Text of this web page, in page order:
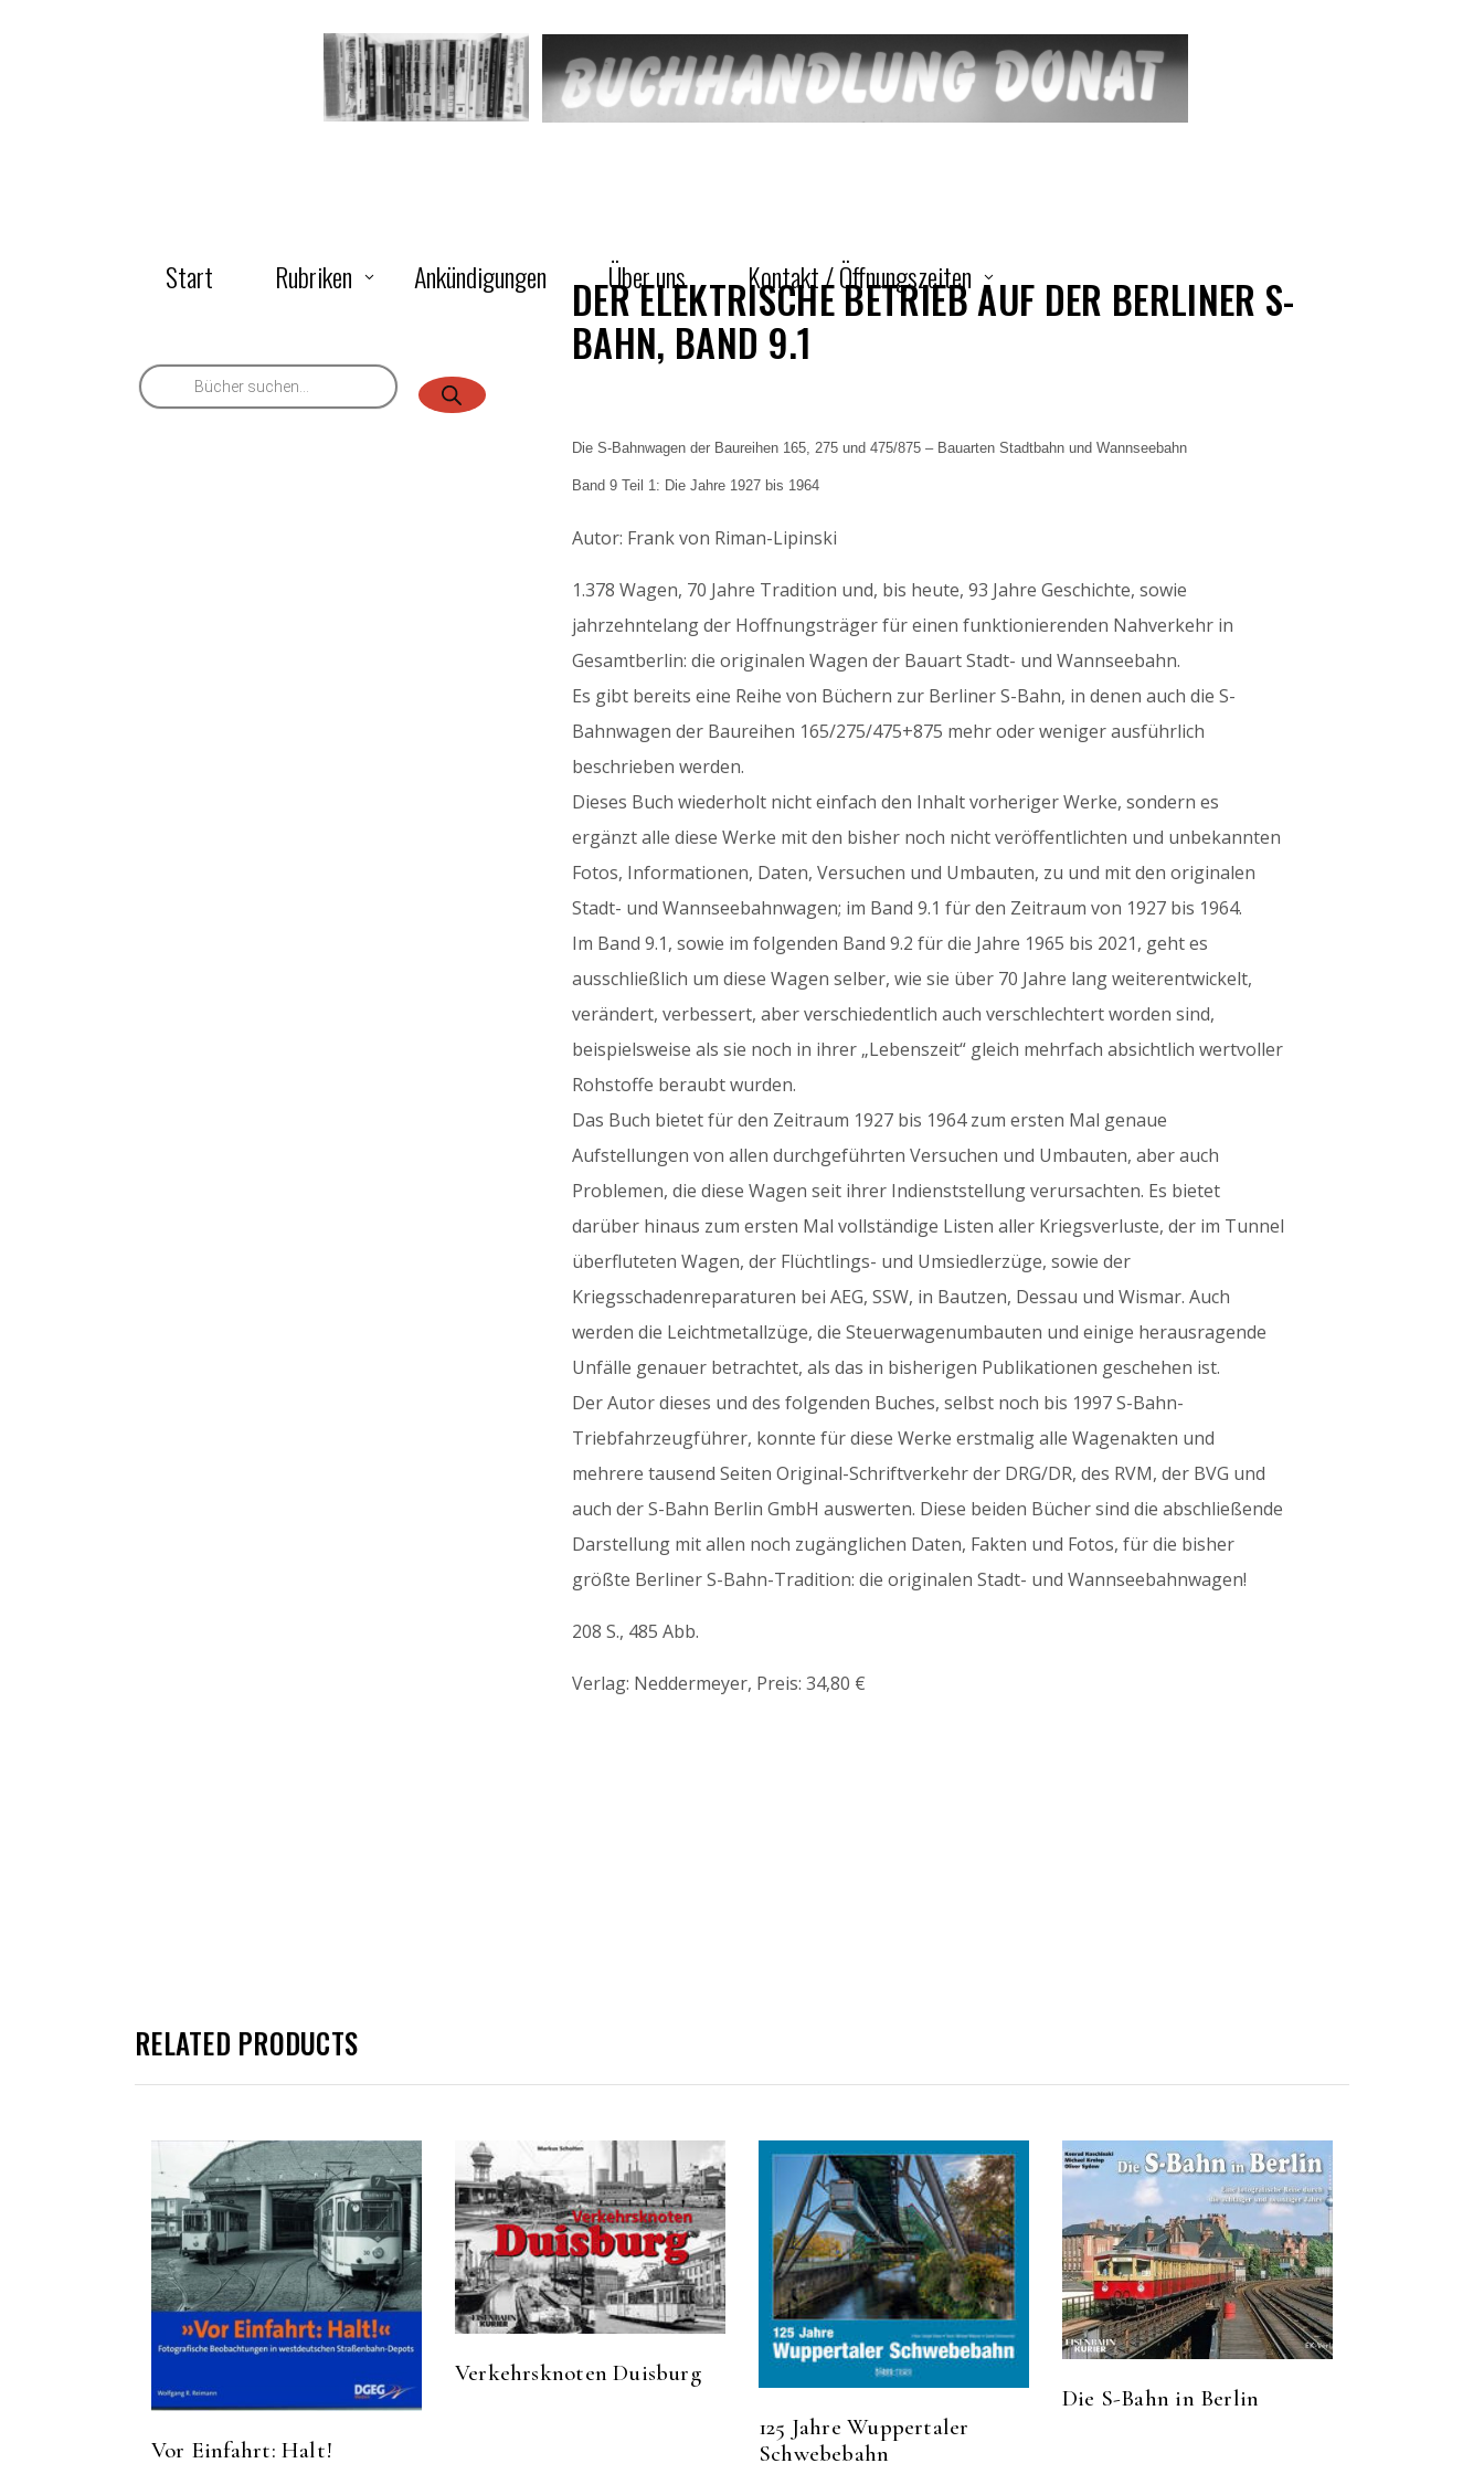
Start Rubriken Ankündigungen Über uns Kontakt / Öffnungszeiten
Products
search
DER ELEKTRISCHE BETRIEB AUF DER BERLINER S-
BAHN, BAND 9.1
Die S-Bahnwagen der Baureihen 165, 275 und 475/875 – Bauarten Stadtbahn und Wannseebahn
Band 9 Teil 1: Die Jahre 1927 bis 1964
Autor: Frank von Riman-Lipinski
1.378 Wagen, 70 Jahre Tradition und, bis heute, 93 Jahre Geschichte, sowie
jahrzehntelang der Hoffnungsträger für einen funktionierenden Nahverkehr in
Gesamtberlin: die originalen Wagen der Bauart Stadt- und Wannseebahn.
Es gibt bereits eine Reihe von Büchern zur Berliner S-Bahn, in denen auch die S-
Bahnwagen der Baureihen 165/275/475+875 mehr oder weniger ausführlich
beschrieben werden.
Dieses Buch wiederholt nicht einfach den Inhalt vorheriger Werke, sondern es
ergänzt alle diese Werke mit den bisher noch nicht veröffentlichten und unbekannten
Fotos, Informationen, Daten, Versuchen und Umbauten, zu und mit den originalen
Stadt- und Wannseebahnwagen; im Band 9.1 für den Zeitraum von 1927 bis 1964.
Im Band 9.1, sowie im folgenden Band 9.2 für die Jahre 1965 bis 2021, geht es
ausschließlich um diese Wagen selber, wie sie über 70 Jahre lang weiterentwickelt,
verändert, verbessert, aber verschiedentlich auch verschlechtert worden sind,
beispielsweise als sie noch in ihrer „Lebenszeit“ gleich mehrfach absichtlich wertvoller
Rohstoffe beraubt wurden.
Das Buch bietet für den Zeitraum 1927 bis 1964 zum ersten Mal genaue
Aufstellungen von allen durchgeführten Versuchen und Umbauten, aber auch
Problemen, die diese Wagen seit ihrer Indienststellung verursachten. Es bietet
darüber hinaus zum ersten Mal vollständige Listen aller Kriegsverluste, der im Tunnel
überfluteten Wagen, der Flüchtlings- und Umsiedlerzüge, sowie der
Kriegsschadenreparaturen bei AEG, SSW, in Bautzen, Dessau und Wismar. Auch
werden die Leichtmetallzüge, die Steuerwagenumbauten und einige herausragende
Unfälle genauer betrachtet, als das in bisherigen Publikationen geschehen ist.
Der Autor dieses und des folgenden Buches, selbst noch bis 1997 S-Bahn-
Triebfahrzeugführer, konnte für diese Werke erstmalig alle Wagenakten und
mehrere tausend Seiten Original-Schriftverkehr der DRG/DR, des RVM, der BVG und
auch der S-Bahn Berlin GmbH auswerten. Diese beiden Bücher sind die abschließende
Darstellung mit allen noch zugänglichen Daten, Fakten und Fotos, für die bisher
größte Berliner S-Bahn-Tradition: die originalen Stadt- und Wannseebahnwagen!
208 S., 485 Abb.
Verlag: Neddermeyer, Preis: 34,80 €
RELATED PRODUCTS
Vor Einfahrt: Halt!
Verkehrsknoten Duisburg
125 Jahre Wuppertaler
Schwebebahn
Die S-Bahn in Berlin